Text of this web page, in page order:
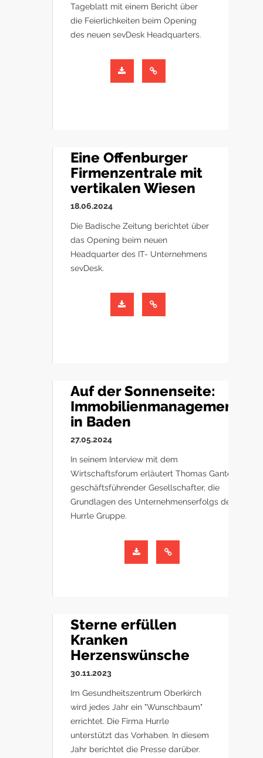
Tageblatt mit einem Bericht über
die Feierlichkeiten beim Opening
des neuen sevDesk Headquarters.
Eine Offenburger
Firmenzentrale mit
vertikalen Wiesen
18.06.2024
Die Badische Zeitung berichtet über
das Opening beim neuen
Headquarter des IT- Unternehmens
sevDesk.
Auf der Sonnenseite:
Immobilienmanagement
in Baden
27.05.2024
In seinem Interview mit dem
Wirtschaftsforum erläutert Thomas Ganter,
geschäftsführender Gesellschafter, die
Grundlagen des Unternehmenserfolgs der
Hurrle Gruppe.
Sterne erfüllen
Kranken
Herzenswünsche
30.11.2023
Im Gesundheitszentrum Oberkirch
wird jedes Jahr ein "Wunschbaum"
errichtet. Die Firma Hurrle
unterstützt das Vorhaben. In diesem
Jahr berichtet die Presse darüber.